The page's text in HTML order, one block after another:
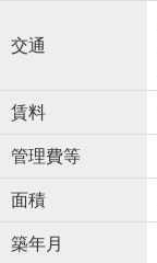
交通
賃料
管理費等
面積
築年月